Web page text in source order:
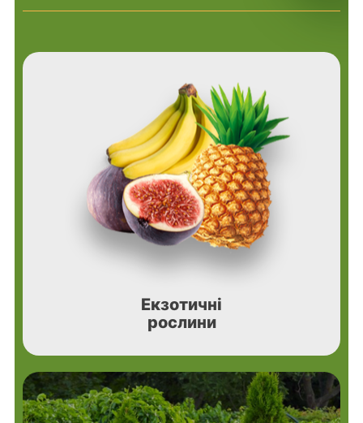
Екзотичні
рослини